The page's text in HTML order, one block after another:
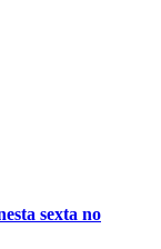
sexta no